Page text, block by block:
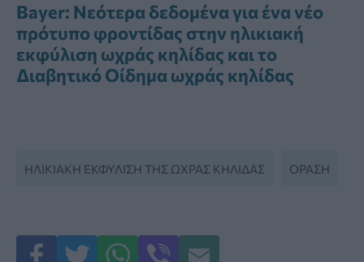
Bayer: Νεότερα δεδομένα για ένα νέο
πρότυπο φροντίδας στην ηλικιακή
εκφύλιση ωχράς κηλίδας και το
Διαβητικό Οίδημα ωχράς κηλίδας
ΗΛΙΚΙΑΚΉ ΕΚΦΎΛΙΣΗ ΤΗΣ ΩΧΡΆΣ ΚΗΛΊΔΑΣ ΟΡΑΣΗ